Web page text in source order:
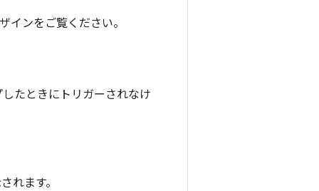
インをご覧ください。
たときにトリガーされなけ
れます。